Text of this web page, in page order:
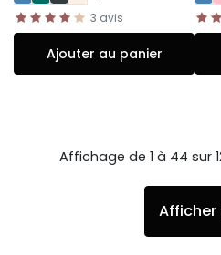
3 avis
Ajouter au panier
Affichage de 1 à 44 sur
Afficher